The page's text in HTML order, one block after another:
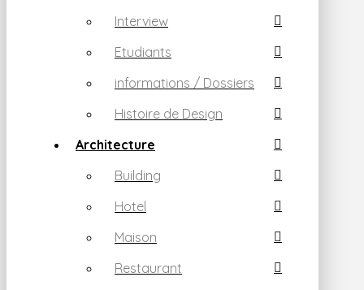
Interview
Etudiants
informations / Dossiers
Histoire de Design
Architecture
Building
Hotel
Maison
Restaurant